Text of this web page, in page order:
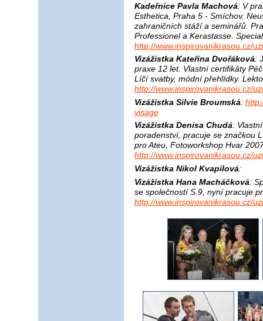
Kadeřnice Pavla Machová: V
Esthetica, Praha 5 - Smíchov.
zahraničních stáží a seminářů.
Professionel a Kerastasse.
http://www.inspirovanikrasou.cz/
Vizážistka Kateřina Dvořáková:
praxe 12 let. Vlastní certifikáty
Líčí svatby, módní přehlídky.
http://www.inspirovanikrasou.cz/
Vizážistka Silvie Broumská:
visage
Vizážistka Denisa Chudá:
poradenství, pracuje se značkou
pro Ateu, Fotoworkshop Hvar
http://www.inspirovanikrasou.cz/
Vizážistka Nikol Kvapilová:
Vizážistka Hana Macháčková:
se společností S.9, nyní pracuje
http://www.inspirovanikrasou.cz/